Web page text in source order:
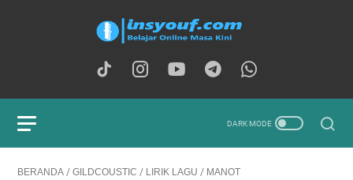
BERANDA / GILDCOUSTIC / LIRIK LAGU / MANOT